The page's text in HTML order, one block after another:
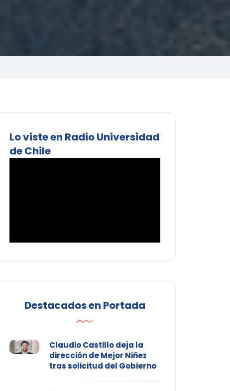
Lo viste en Radio Universidad
de Chile
Destacados en Portada
Claudio Castillo deja la
dirección de Mejor Niñez
tras solicitud del Gobierno